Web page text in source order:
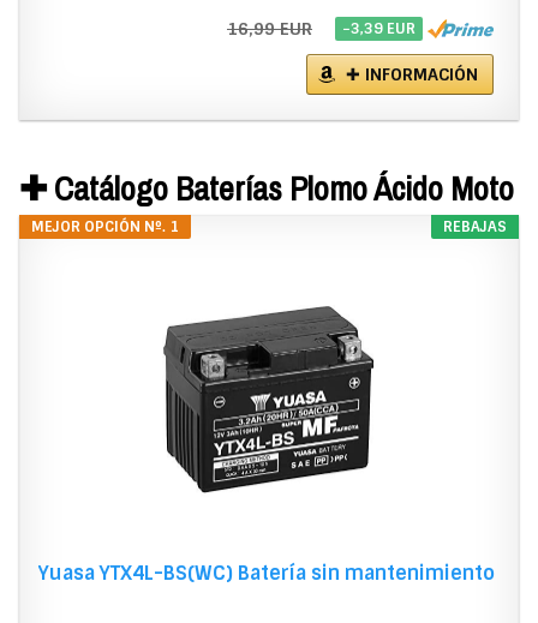
16,99 EUR −3,39 EUR
✚ INFORMACIÓN
✚ Catálogo Baterías Plomo Ácido Moto
REBAJAS
MEJOR OPCIÓN Nº. 1
Yuasa YTX4L-BS(WC) Batería sin mantenimiento